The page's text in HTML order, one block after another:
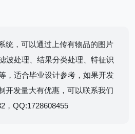
统，可以通过上传有物品的图片
波处理、结果分类处理、特征识
，适合毕业设计参考，如果开发
开发量大有优惠，可以联系我们
，QQ:1728608455